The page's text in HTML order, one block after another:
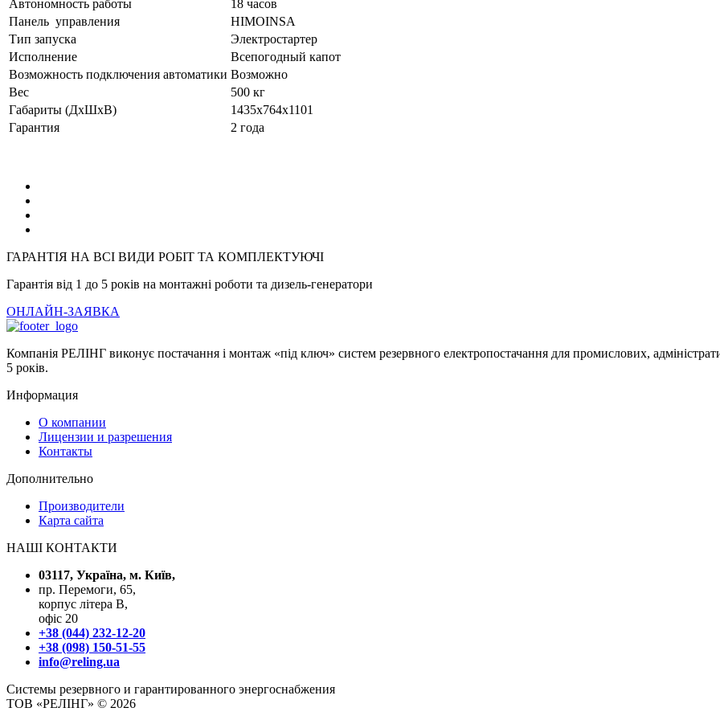
Автономность работы
18 часов
Панель управления
HIMOINSA
Тип запуска
Электростартер
Исполнение
Всепогодный капот
Возможность подключения автоматики Возможно
Вес
500 кг
Габариты (ДхШхВ)
1435x764x1101
Гарантия
2 года
ГАРАНТІЯ НА ВСІ ВИДИ РОБІТ ТА КОМПЛЕКТУЮЧІ
Гарантія від 1 до 5 років на монтажні роботи та дизель-генератори
ОНЛАЙН-ЗАЯВКА
Компанія РЕЛІНГ виконує постачання і монтаж «під ключ» систем резервного електропостачання для промислових,
5 років.
Информация
О компании
Лицензии и разрешения
Контакты
Дополнительно
Производители
Карта сайта
НАШІ КОНТАКТИ
03117, Україна, м. Київ,
пр. Перемоги, 65,
корпус літера В,
офіс 20
+38 (044) 232-12-20
+38 (098) 150-51-55
info@reling.ua
Системы резервного и гарантированного энергоснабжения
ТОВ «РЕЛІНГ» © 2026